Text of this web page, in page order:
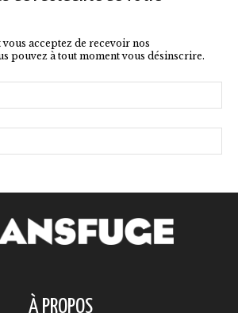
acceptez de recevoir nos
pouvez à tout moment vous désinscrire.
À PROPOS